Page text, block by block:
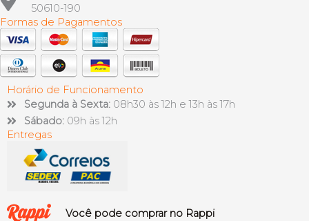
50610-190
Formas de Pagamentos
Horário de Funcionamento
Segunda à Sexta: 08h30 às 12h e 13h às 17h
Sábado: 09h às 12h
Entregas
Você pode comprar no Rappi